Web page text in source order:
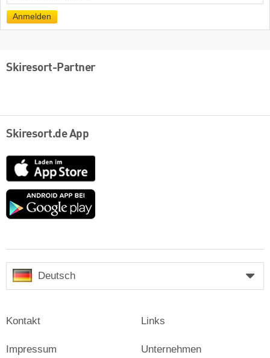
Anmelden
Skiresort-Partner
Skiresort.de App
App
Store
Google
Deutsch
Kontakt
Impressum
Links
Unternehmen